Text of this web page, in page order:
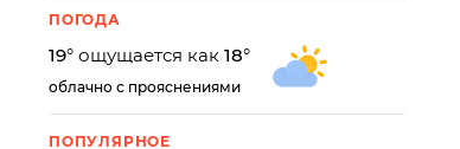
ПОГОДА
19° ощущается как 18°
облачно с прояснениями
ПОПУЛЯРНОЕ